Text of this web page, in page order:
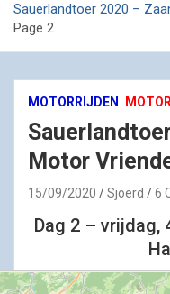
Sauerlandtoer 2020 –
Page 2
MOTORRIJDEN
Motor
15/09/2020 Sjoerd 6
Dag 2 – vrijdag,